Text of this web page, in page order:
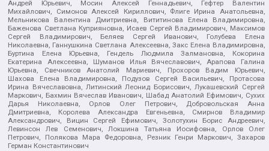
Андрей Юрьевич, Мосин Алексей Геннадьевич, Гефтер Валентин
Михайлович, Симонов Алексей Кириллович, Флиге Ирина Анатольевна,
Мельникова Валентина Дмитриевна, Вититинова Елена Владимировна,
Баженова Светлана Куприяновна, Исаев Сергей Владимирович, Максимов
Сергей Владимирович, Беляев Сергей Иванович, Голубева Елена
Николаевна, Ганнушкина Светлана Алексеевна, Закс Елена Владимировна,
Буртина Елена Юрьевна, Гендель Людмила Залмановна, Кокорина
Екатерина Алексеевна, Шуманов Илья Вячеславович, Арапова Галина
Юрьевна, Свечников Анатолий Мариевич, Прохоров Вадим Юрьевич,
Шахова Елена Владимировна, Подузов Сергей Васильевич, Протасова
Ирина Вячеславовна, Литинский Леонид Борисович, Лукашевский Сергей
Маркович, Бахмин Вячеслав Иванович, Шабад Анатолий Ефимович, Сухих
Дарья Николаевна, Орлов Олег Петрович, Добровольская Анна
Дмитриевна, Королева Александра Евгеньевна, Смирнов Владимир
Александрович, Вицин Сергей Ефимович, Золотухин Борис Андреевич,
Левинсон Лев Семенович, Локшина Татьяна Иосифовна, Орлов Олег
Петрович, Полякова Мара Федоровна, Резник Генри Маркович, Захаров
Герман Константинович